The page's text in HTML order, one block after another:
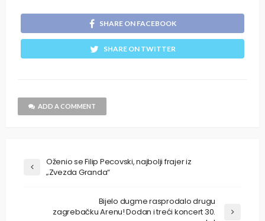
SHARE ON FACEBOOK
SHARE ON TWITTER
ADD A COMMENT
Oženio se Filip Pecovski, najbolji frajer iz
„Zvezda Granda“
Bijelo dugme rasprodalo drugu
zagrebačku Arenu! Dodan i treći koncert 30.